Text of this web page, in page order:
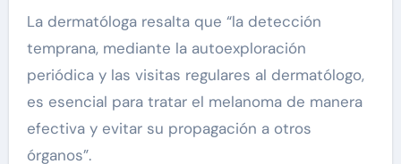
La dermatóloga resalta que “la detección
temprana, mediante la autoexploración
periódica y las visitas regulares al dermatólogo,
es esencial para tratar el melanoma de manera
efectiva y evitar su propagación a otros
órganos”.